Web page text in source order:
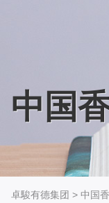
中国
卓駿有德集团 > 中国